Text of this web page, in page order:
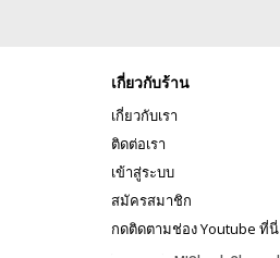
เกี่ยวกับร้าน
เกี่ยวกับเรา
ติดต่อเรา
เข้าสู่ระบบ
สมัครสมาชิก
กดติดตามช่อง Youtube ที่นี่